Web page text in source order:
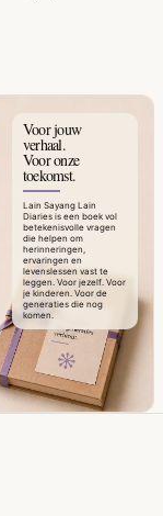
Voor jouw
verhaal.
Voor onze
toekomst.
Lain Sayang Lain
Diaries is een boek vol
betekenisvolle vragen
die helpen om
herinneringen,
ervaringen en
levenslessen vast te
leggen. Voor jezelf. Voor
je kinderen. Voor de
generaties die nog
komen.